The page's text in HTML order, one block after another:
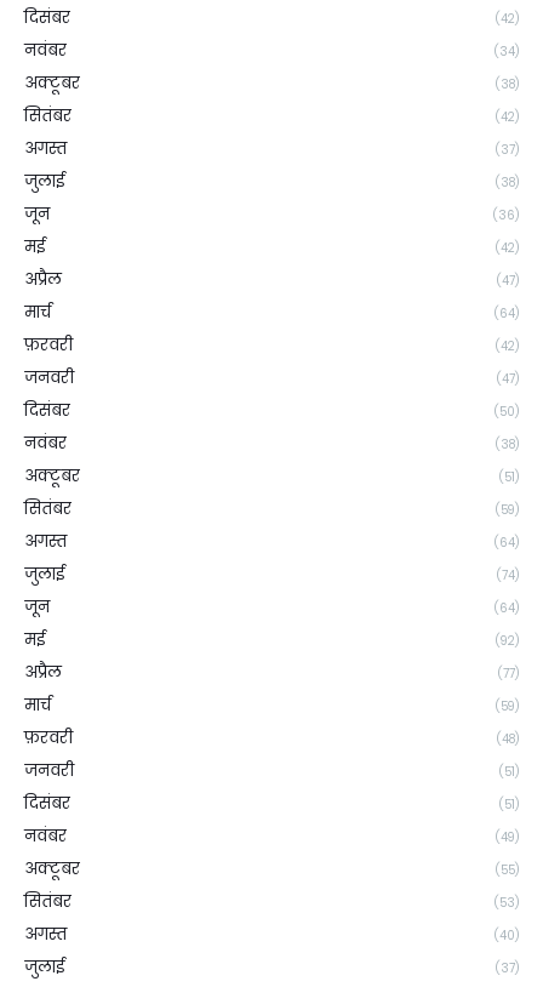
दिसंबर (42)
नवंबर (34)
अक्टूबर (38)
सितंबर (42)
अगस्त (37)
जुलाई (38)
जून (36)
मई (42)
अप्रैल (47)
मार्च (64)
फ़रवरी (42)
जनवरी (47)
दिसंबर (50)
नवंबर (38)
अक्टूबर (51)
सितंबर (59)
अगस्त (64)
जुलाई (74)
जून (64)
मई (92)
अप्रैल (77)
मार्च (59)
फ़रवरी (48)
जनवरी (51)
दिसंबर (51)
नवंबर (49)
अक्टूबर (55)
सितंबर (53)
अगस्त (40)
जुलाई (37)